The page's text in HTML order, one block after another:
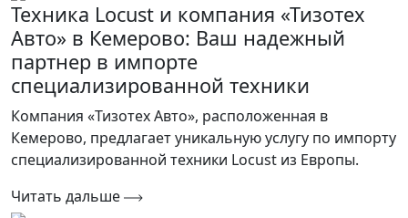
Техника Locust и компания «Тизотех
Авто» в Кемерово: Ваш надежный
партнер в импорте
специализированной техники
Компания «Тизотех Авто», расположенная в
Кемерово, предлагает уникальную услугу по импорту
специализированной техники Locust из Европы.
Читать дальше